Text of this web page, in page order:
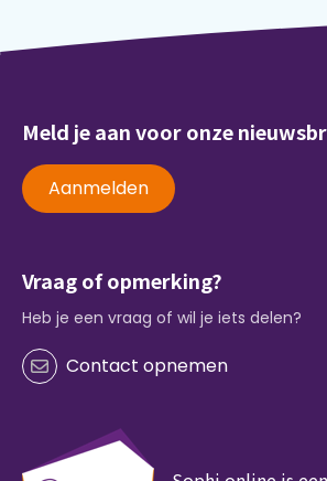
Meld je aan voor onze
Aanmelden
Vraag of opmerking?
Heb je een vraag of wil je iets delen?
Contact opnemen